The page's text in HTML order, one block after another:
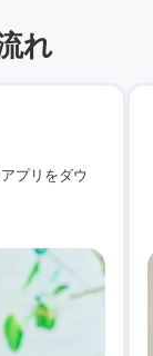
れ
プリをダウ